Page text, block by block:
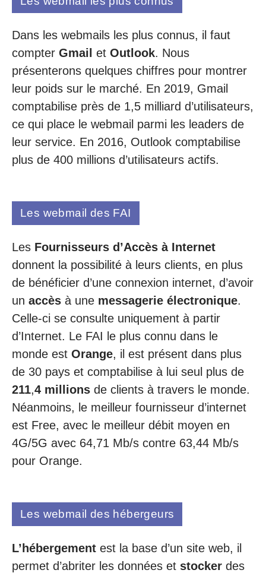
Dans les webmails les plus connus, il faut
compter Gmail et Outlook. Nous
présenterons quelques chiffres pour montrer
leur poids sur le marché. En 2019, Gmail
comptabilise près de 1,5 milliard d’utilisateurs,
ce qui place le webmail parmi les leaders de
leur service. En 2016, Outlook comptabilise
plus de 400 millions d’utilisateurs actifs.
Les webmail des FAI
Les Fournisseurs d’Accès à Internet
donnent la possibilité à leurs clients, en plus
de bénéficier d’une connexion internet, d’avoir
un accès à une messagerie électronique.
Celle-ci se consulte uniquement à partir
d’Internet. Le FAI le plus connu dans le
monde est Orange, il est présent dans plus
de 30 pays et comptabilise à lui seul plus de
211,4 millions de clients à travers le monde.
Néanmoins, le meilleur fournisseur d’internet
est Free, avec le meilleur débit moyen en
4G/5G avec 64,71 Mb/s contre 63,44 Mb/s
pour Orange.
Les webmail des hébergeurs
L’hébergement est la base d’un site web, il
permet d’abriter les données et stocker des